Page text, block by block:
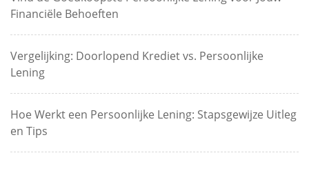
Financiële Behoeften
Vergelijking: Doorlopend Krediet vs. Persoonlijke
Lening
Hoe Werkt een Persoonlijke Lening: Stapsgewijze Uitleg
en Tips